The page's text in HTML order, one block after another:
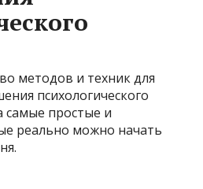
методов и техник для
психологического
самые простые и
реально можно начать